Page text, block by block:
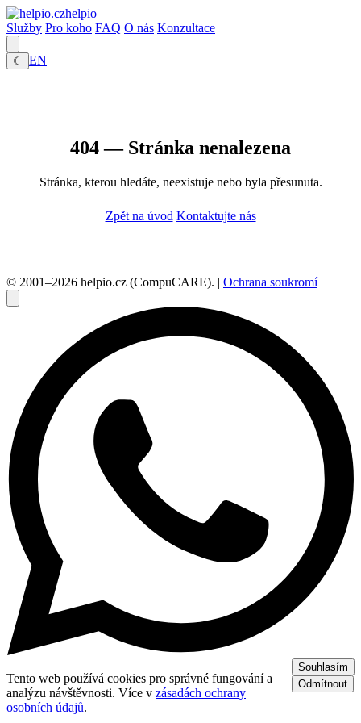
helpio
Služby Pro koho FAQ O nás Konzultace
☾ EN
404 — Stránka nenalezena
Stránka, kterou hledáte, neexistuje nebo byla přesunuta.
Zpět na úvod Kontaktujte nás
© 2001–2026 helpio.cz (CompuCARE). | Ochrana soukromí
Tento web používá cookies pro správné fungování a
analýzu návštěvnosti. Více v zásadách ochrany
osobních údajů.
Souhlasím
Odmítnout